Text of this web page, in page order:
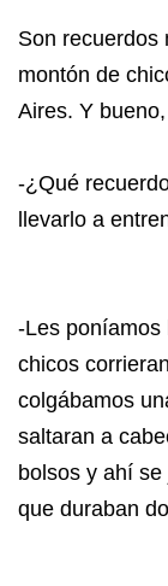
Son recuerdos
montón de
Aires. Y
-¿Qué
llevarlo a
-Les poníamos
chicos
colgábamos
saltaran a
bolsos y ahí
que duraban